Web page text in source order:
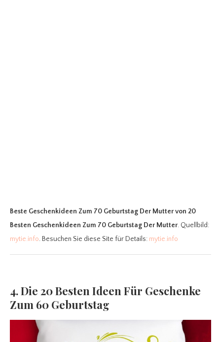
Beste Geschenkideen Zum 70 Geburtstag Der Muttervon 20
Besten Geschenkideen Zum 70 Geburtstag Der Mutter. Quellbild:
mytie.info. Besuchen Sie diese Site für Details: mytie.info
4. Die 20 Besten Ideen Für Geschenke
Zum 60 Geburtstag